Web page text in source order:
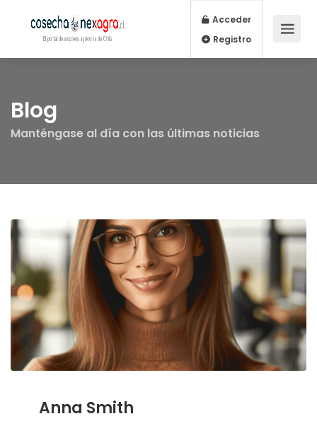
Acceder
Registro
Blog
Manténgase al día con las últimas noticias
Anna Smith